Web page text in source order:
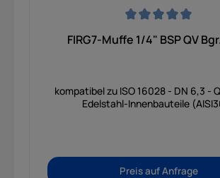
FIRG7-Muffe 1/4" BSP QV
kompatibel zu ISO 16028 - DN 6,3 -
Edelstahl-Innenbauteile
Preis auf Anfrage